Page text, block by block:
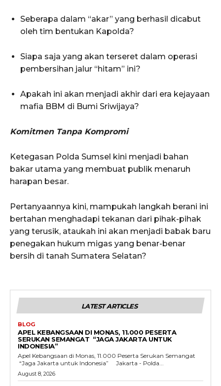
Seberapa dalam “akar” yang berhasil dicabut
oleh tim bentukan Kapolda?
Siapa saja yang akan terseret dalam operasi
pembersihan jalur “hitam” ini?
Apakah ini akan menjadi akhir dari era kejayaan
mafia BBM di Bumi Sriwijaya?
Komitmen Tanpa Kompromi
Ketegasan Polda Sumsel kini menjadi bahan
bakar utama yang membuat publik menaruh
harapan besar.
Pertanyaannya kini, mampukah langkah berani ini
bertahan menghadapi tekanan dari pihak-pihak
yang terusik, ataukah ini akan menjadi babak baru
penegakan hukum migas yang benar-benar
bersih di tanah Sumatera Selatan?
LATEST ARTICLES
BLOG
APEL KEBANGSAAN DI MONAS, 11.000 PESERTA
SERUKAN SEMANGAT “JAGA JAKARTA UNTUK
INDONESIA”
Apel Kebangsaan di Monas, 11.000 Peserta Serukan Semangat
“Jaga Jakarta untuk Indonesia” Jakarta - Polda...
August 8, 2026